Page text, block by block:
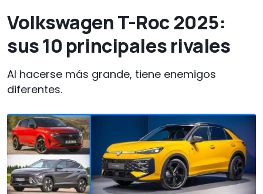
Volkswagen T-Roc 2025:
sus 10 principales rivales
Al hacerse más grande, tiene enemigos
diferentes.